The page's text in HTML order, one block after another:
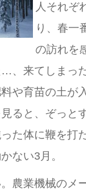
人それぞ
り、春一
の訪れを
、来てしまっ
や育苗の土が
ると、ぞっと
た体に鞭を打
ない3月。
農業機械のメ